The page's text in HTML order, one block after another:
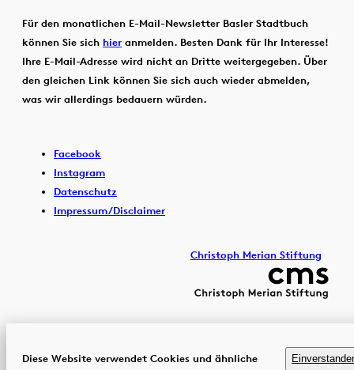
Für den monatlichen E-Mail-Newsletter Basler Stadtbuch
können Sie sich hier anmelden. Besten Dank für Ihr Interesse!
Ihre E-Mail-Adresse wird nicht an Dritte weitergegeben. Über
den gleichen Link können Sie sich auch wieder abmelden,
was wir allerdings bedauern würden.
Facebook
Instagram
Datenschutz
Impressum/Disclaimer
Christoph Merian Stiftung
Diese Website verwendet Cookies und ähnliche